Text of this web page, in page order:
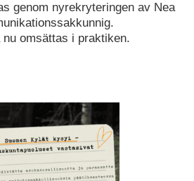
genom nyrekryteringen av Nea
omsättas i praktiken.